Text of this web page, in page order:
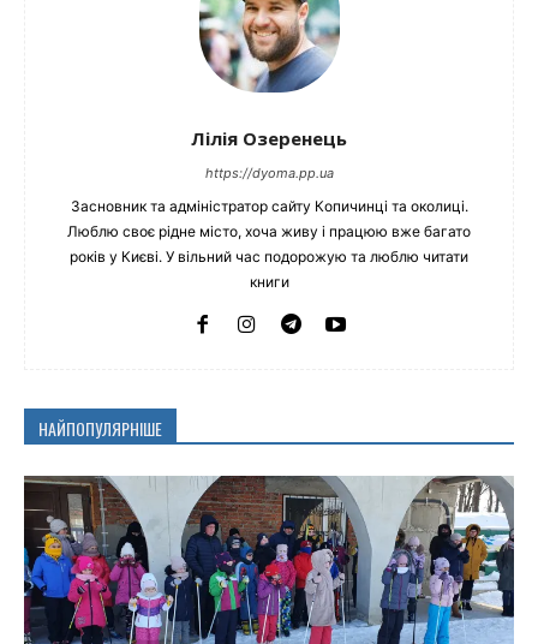
Лілія Озеренець
https://dyoma.pp.ua
Засновник та адміністратор сайту Копичинці та околиці.
Люблю своє рідне місто, хоча живу і працюю вже багато
років у Києві. У вільний час подорожую та люблю читати
книги
НАЙПОПУЛЯРНІШЕ